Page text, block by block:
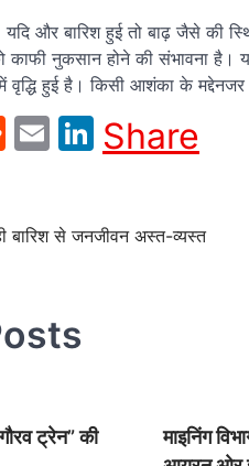
यदि और बारिश हुई तो बाढ़ जैसे की
काफी नुकसान होने की संभावना
वृद्धि हुई है। किसी आशंका के
Reddit
EmailLinkedIn
Share
बारिश से जनजीवन अस्त-व्यस्त
ट्रेन” की
माइनिंग